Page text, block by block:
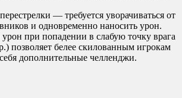
— требуется уворачиваться от
и одновременно наносить урон.
при попадении в слабую точку врага
позволяет белее скилованным игрокам
дополнительные челленджи.